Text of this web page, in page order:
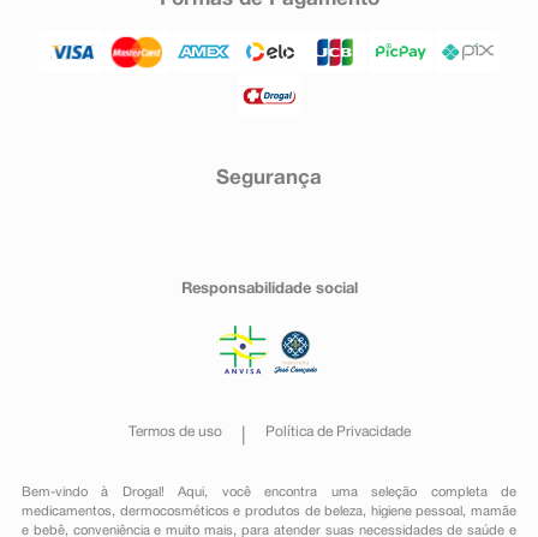
Segurança
Responsabilidade social
Termos de uso Política de Privacidade
Bem-vindo à Drogal! Aqui, você encontra uma seleção completa de
medicamentos , dermocosméticos e produtos de beleza, higiene pessoal ,mamãe
e bebê, conveniênciae muito mais, para atender suas necessidades de saúde e